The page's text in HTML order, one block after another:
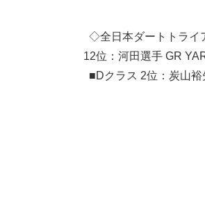
◇全日本ダートトライ
12位：河田選手 GR
■Dクラス 2位：炭山